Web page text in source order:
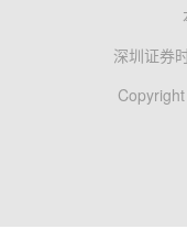
深圳证券